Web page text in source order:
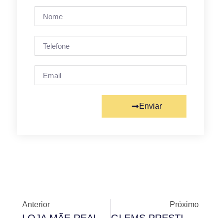
Enviar
Anterior Próximo